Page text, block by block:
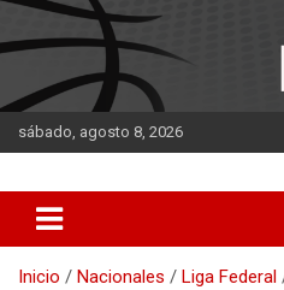
Saltar
al
contenido
sábado, agosto 8, 2026
DATA Basquet
Inicio Nacionales
Liga Federal